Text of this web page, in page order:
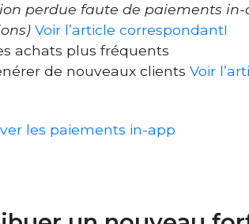
perdue faute de paiements
Voir l’article correspondantI
achats plus fréquents
de nouveaux clients Voir
les paiements in-app